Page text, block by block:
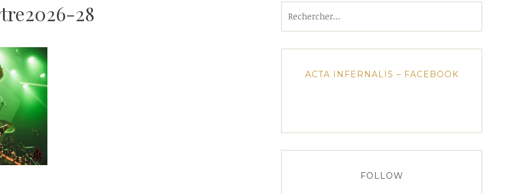
28
ACTA INFERNALIS – FACEBOOK
FOLLOW